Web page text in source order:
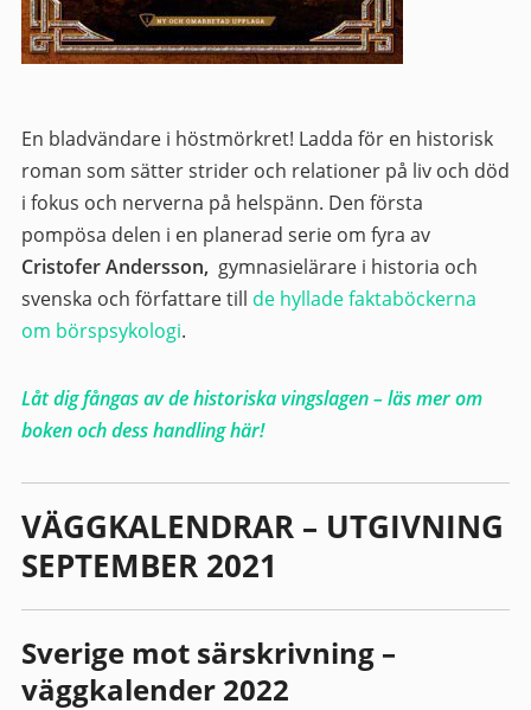
En bladvändare i höstmörkret! Ladda för en historisk
roman som sätter strider och relationer på liv och död
i fokus och nerverna på helspänn. Den första
pompösa delen i en planerad serie om fyra av
Cristofer Andersson, gymnasielärare i historia och
svenska och författare till de hyllade faktaböckerna
om börspsykologi.
Låt dig fångas av de historiska vingslagen – läs mer om
boken och dess handling här!
VÄGGKALENDRAR – UTGIVNING
SEPTEMBER 2021
Sverige mot särskrivning –
väggkalender 2022